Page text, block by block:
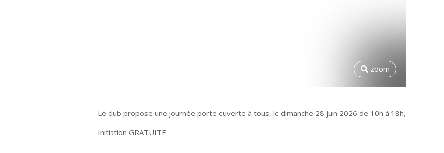
zoom
Le club propose une journée porte ouverte à tous, le dimanche 28 juin 2026 de 10h à 18h,
Initiation GRATUITE